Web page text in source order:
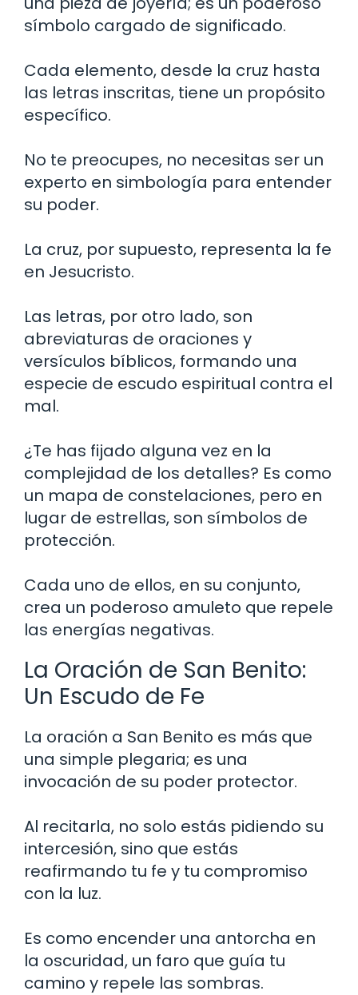
símbolo cargado de significado.
Cada elemento, desde la cruz hasta
las letras inscritas, tiene un propósito
específico.
No te preocupes, no necesitas ser un
experto en simbología para entender
su poder.
La cruz, por supuesto, representa la fe
en Jesucristo.
Las letras, por otro lado, son
abreviaturas de oraciones y
versículos bíblicos, formando una
especie de escudo espiritual contra el
mal.
¿Te has fijado alguna vez en la
complejidad de los detalles? Es como
un mapa de constelaciones, pero en
lugar de estrellas, son símbolos de
protección.
Cada uno de ellos, en su conjunto,
crea un poderoso amuleto que repele
las energías negativas.
La Oración de San Benito:
Un Escudo de Fe
La oración a San Benito es más que
una simple plegaria; es una
invocación de su poder protector.
Al recitarla, no solo estás pidiendo su
intercesión, sino que estás
reafirmando tu fe y tu compromiso
con la luz.
Es como encender una antorcha en
la oscuridad, un faro que guía tu
camino y repele las sombras.